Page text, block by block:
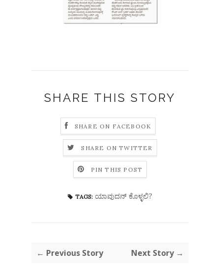
SHARE THIS STORY
SHARE ON FACEBOOK
SHARE ON TWITTER
PIN THIS POST
TAGS: ಯಾವುದನ್ ಕೊಳ್ಳಲಿ?
← Previous Story Next Story →